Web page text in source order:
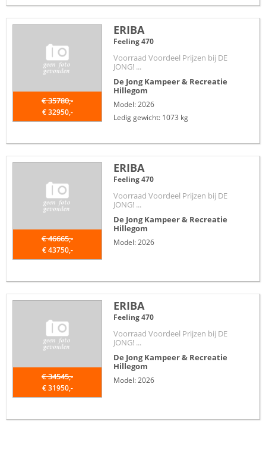
€ 35780,-
€ 32950,-
ERIBA
Feeling 470
Voorraad Voordeel Prijzen bij DE
JONG! ...
De Jong Kampeer & Recreatie
Hillegom
Model: 2026
Ledig gewicht: 1073 kg
€ 46665,-
€ 43750,-
ERIBA
Feeling 470
Voorraad Voordeel Prijzen bij DE
JONG! ...
De Jong Kampeer & Recreatie
Hillegom
Model: 2026
€ 34545,-
€ 31950,-
ERIBA
Feeling 470
Voorraad Voordeel Prijzen bij DE
JONG! ...
De Jong Kampeer & Recreatie
Hillegom
Model: 2026